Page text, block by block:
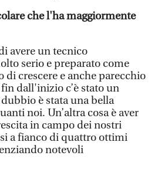
che l'ha maggiormente
avere un tecnico
serio e preparato come
di crescere e anche parecchio
dall'inizio c’è stato un
è stata una bella
noi. Un’altra cosa è aver
in campo dei nostri
a fianco di quattro ottimi
notevoli